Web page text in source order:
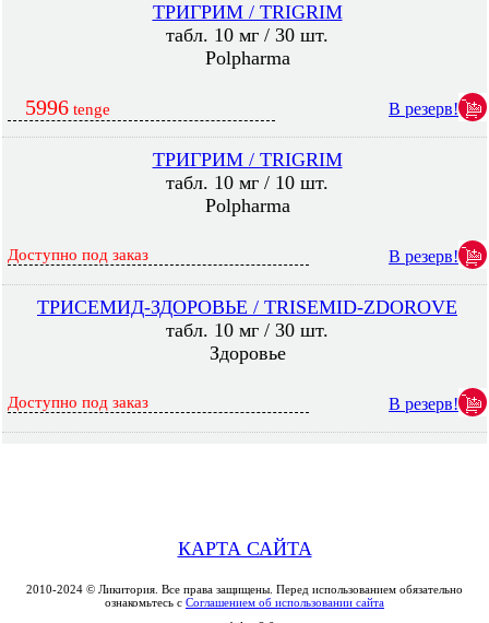
ТРИГРИМ / TRIGRIM
табл. 10 мг / 30 шт.
Polpharma
5996 tenge В резерв!
ТРИГРИМ / TRIGRIM
табл. 10 мг / 10 шт.
Polpharma
Доступно под заказ В резерв!
ТРИСЕМИД-ЗДОРОВЬЕ / TRISEMID-ZDOROVE
табл. 10 мг / 30 шт.
Здоровье
Доступно под заказ В резерв!
КАРТА САЙТА
2010-2024 © Ликитория. Все права защищены. Перед использованием обязательно
ознакомьтесь с Соглашением об использовании сайта